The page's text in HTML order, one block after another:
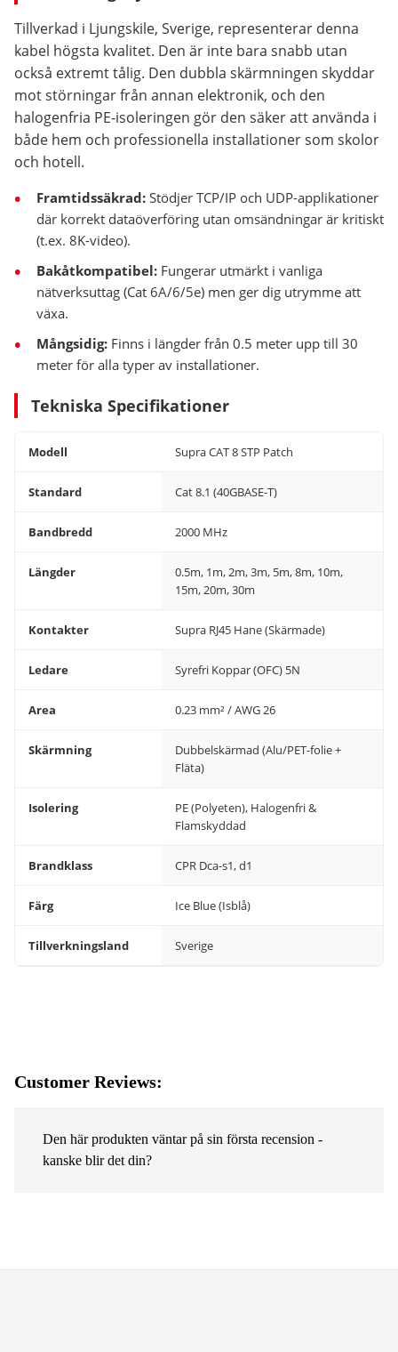
Tillverkad i Ljungskile, Sverige, representerar denna
kabel högsta kvalitet. Den är inte bara snabb utan
också extremt tålig. Den dubbla skärmningen skyddar
mot störningar från annan elektronik, och den
halogenfria PE-isoleringen gör den säker att använda i
både hem och professionella installationer som skolor
och hotell.
Framtidssäkrad: Stödjer TCP/IP och UDP-applikationer
där korrekt dataöverföring utan omsändningar är kritiskt
(t.ex. 8K-video).
Bakåtkompatibel: Fungerar utmärkt i vanliga
nätverksuttag (Cat 6A/6/5e) men ger dig utrymme att
växa.
Mångsidig: Finns i längder från 0.5 meter upp till 30
meter för alla typer av installationer.
Tekniska Specifikationer
Modell Supra CAT 8 STP Patch
Standard Cat 8.1 (40GBASE-T)
Bandbredd 2000 MHz
Längder
0.5m, 1m, 2m, 3m, 5m, 8m, 10m,
15m, 20m, 30m
Kontakter Supra RJ45 Hane (Skärmade)
Ledare Syrefri Koppar (OFC) 5N
Area 0.23 mm² / AWG 26
Skärmning
Dubbelskärmad (Alu/PET-folie +
Fläta)
Isolering
PE (Polyeten), Halogenfri &
Flamskyddad
Brandklass CPR Dca-s1, d1
Färg Ice Blue (Isblå)
Tillverkningsland Sverige
Customer Reviews:
Den här produkten väntar på sin första recension -
kanske blir det din?